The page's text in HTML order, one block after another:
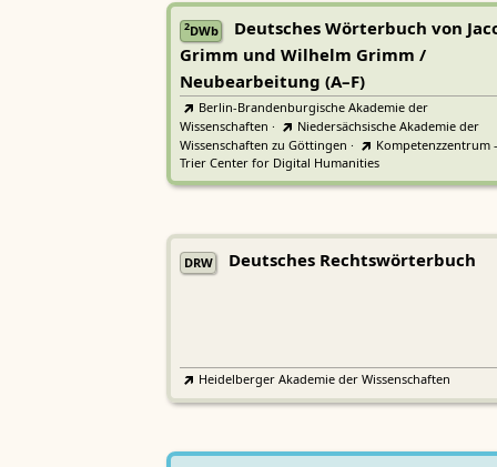
2DWb
Deutsches Wörterbuch von
Grimm und Wilhelm Grimm /
Neubearbeitung (A–F)
Berlin-Brandenburgische Akademie der
Wissenschaften ·
Niedersächsische Akademie der
Wissenschaften zu Göttingen ·
Kompetenzzentrum -
Trier Center for Digital Humanities
DRW Deutsches Rechtswörterbuch
Heidelberger Akademie der Wissenschaften